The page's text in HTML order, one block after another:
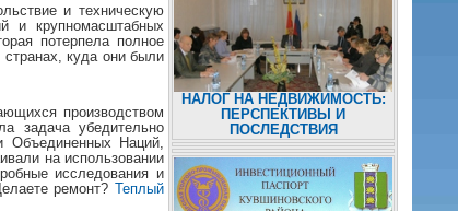
и техническую
и крупномасштабных
потерпела полное
куда они были
производством
задача убедительно
Объединенных Наций,
на использовании
исследования и
ремонт? Теплый
НАЛОГ НА НЕДВИЖИМОСТЬ:
ПЕРСПЕКТИВЫ И
ПОСЛЕДСТВИЯ